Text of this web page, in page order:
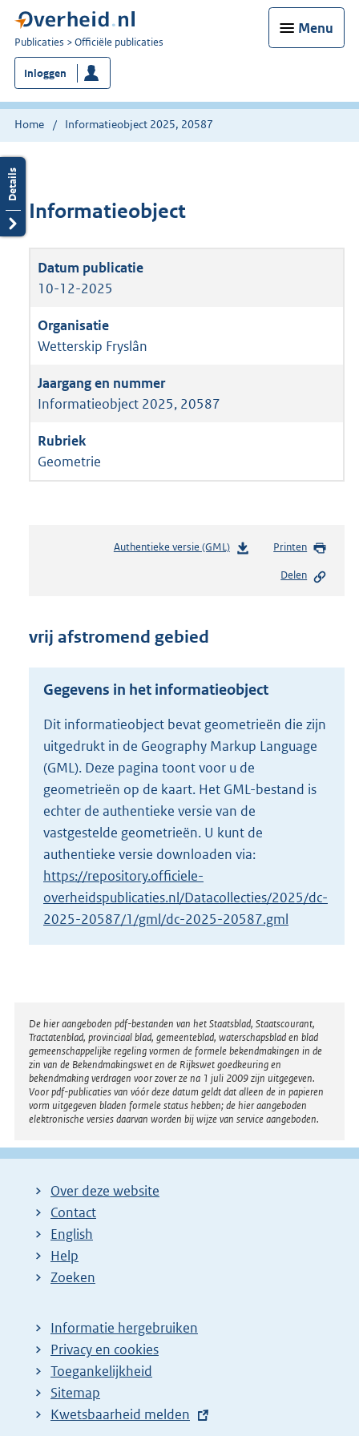
Menu
U
bent
nu
hier:
Publicaties Officiële publicaties
Inloggen
Home Informatieobject 2025, 20587
Informatieobject
10-12-2025
Wetterskip Fryslân
Informatieobject 2025, 20587
Geometrie
Authentieke versie (GML)b
s
r
o
t
t
e
2
8
8
Printen
Delen
vrij afstromend gebied
Gegevens in het informatieobject
Dit informatieobject bevat geometrieën die zijn
uitgedrukt in de Geography Markup Language
(GML). Deze pagina toont voor u de
geometrieën op de kaart. Het GML-bestand is
echter de authentieke versie van de
vastgestelde geometrieën. U kunt de
authentieke versie downloaden via:
https://repository.officiele-
overheidspublicaties.nl/Datacollecties/2025/dc-
2025-20587/1/gml/dc-2025-20587.gml
Disclaimer
De hier aangeboden pdf-bestanden van het Staatsblad, Staatscourant,
Tractatenblad, provinciaal blad, gemeenteblad, waterschapsblad en blad
gemeenschappelijke regeling vormen de formele bekendmakingen in de
zin van de Bekendmakingswet en de Rijkswet goedkeuring en
bekendmaking verdragen voor zover ze na 1 juli 2009 zijn uitgegeven.
Voor pdf-publicaties van vóór deze datum geldt dat alleen de in papieren
vorm uitgegeven bladen formele status hebben; de hier aangeboden
elektronische versies daarvan worden bij wijze van service aangeboden.
Over deze website
Contact
English
Help
Zoeken
Informatie hergebruiken
Privacy en cookies
Toegankelijkheid
Sitemap
E
Kwetsbaarheid melden